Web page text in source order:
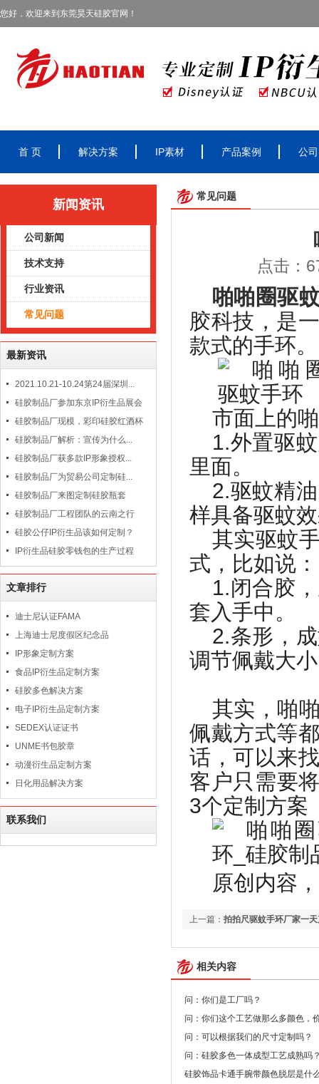
您好，欢迎来到东莞昊天硅胶官网！
首 页 解决方案 IP素材 产品案例 公
新闻资讯
公司新闻
技术支持
行业资讯
常见问题
最新资讯
2021.10.21-10.24第24届深圳...
硅胶制品厂参加东京IP衍生品展会
硅胶制品厂现模，彩印硅胶红酒杯
硅胶制品厂解析：宣传为什么...
硅胶制品厂获多款IP形象授权...
硅胶制品厂为贸易公司定制硅...
硅胶制品厂来图定制硅胶瓶套
硅胶制品厂工程团队的云南之行
硅胶公仔IP衍生品该如何定制？
IP衍生品硅胶零钱包的生产过程
文章排行
迪士尼认证FAMA
上海迪士尼度假区纪念品
IP形象定制方案
食品IP衍生品定制方案
硅胶多色解决方案
电子IP衍生品定制方案
SEDEX认证证书
UNME书包胶章
动漫衍生品定制方案
日化用品解决方案
联系我们
常见问题
点击：
啪啪圈驱
胶科技，是
款式的手环。
市面上的
1.外置驱
里面。
2.驱蚊精
样具备驱蚊
其实驱蚊
式，比如说：
1.闭合胶
套入手中。
2.条形 ，
调节佩戴大
其实，啪
佩戴方式等
话，可以来
客户只需要
3个定制方案
原创内容
上一篇： 拍拍尺驱蚊手环厂家一
相关内容
问：你们是工厂吗？
问：你们这个工艺做那么多颜色，
问：可以根据我们的尺寸定制吗？
问：硅胶多色一体成型工艺成熟吗
硅胶饰品卡通手腕带颜色脱层是什